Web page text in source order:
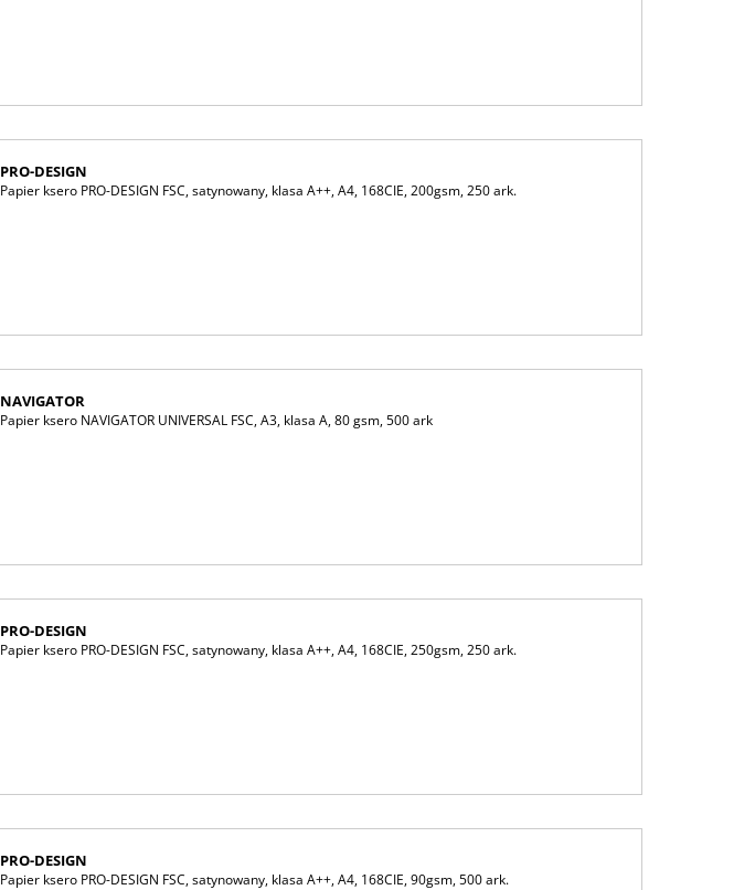
PRO-DESIGN
Papier ksero PRO-DESIGN FSC, satynowany, klasa A++, A4, 168CIE, 200gsm, 250 ark.
NAVIGATOR
Papier ksero NAVIGATOR UNIVERSAL FSC, A3, klasa A, 80 gsm, 500 ark
PRO-DESIGN
Papier ksero PRO-DESIGN FSC, satynowany, klasa A++, A4, 168CIE, 250gsm, 250 ark.
PRO-DESIGN
Papier ksero PRO-DESIGN FSC, satynowany, klasa A++, A4, 168CIE, 90gsm, 500 ark.